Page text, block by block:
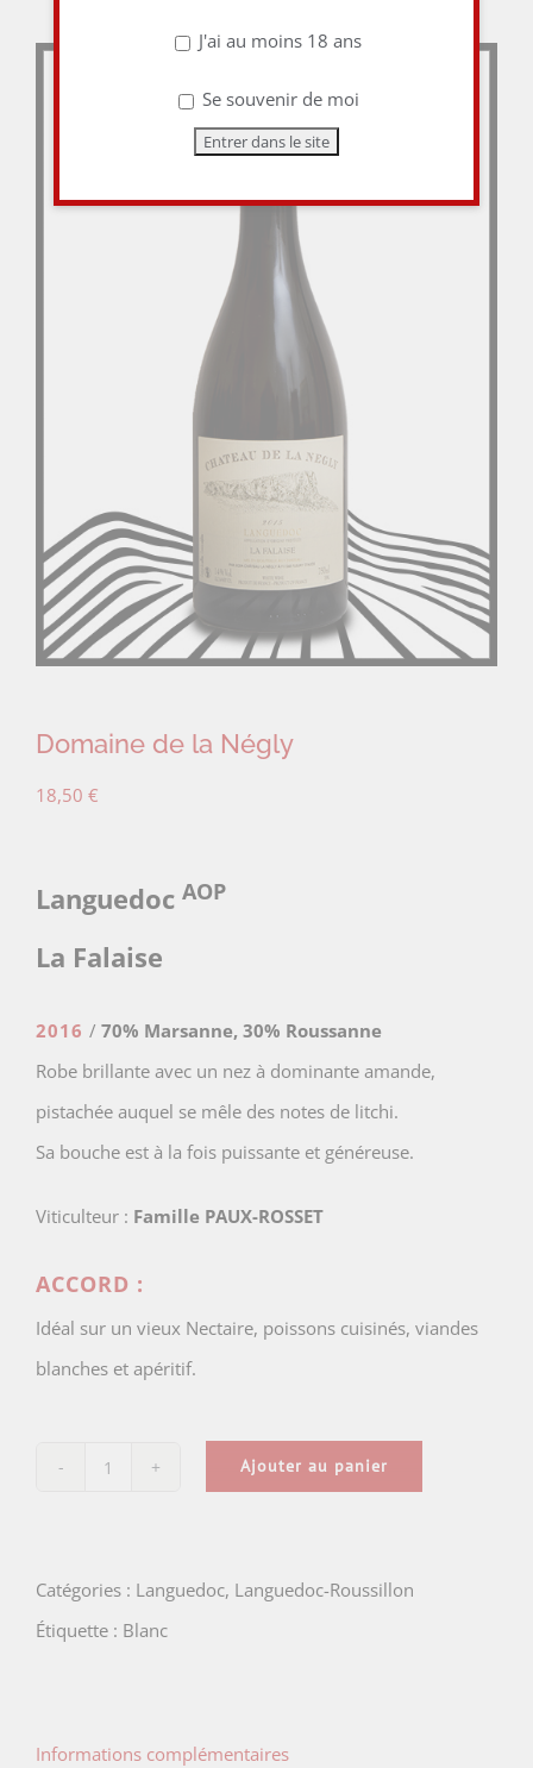
Domaine de la Négly
18,50 €
Languedoc AOP
La Falaise
2016 / 70% Marsanne, 30% Roussanne
Robe brillante avec un nez à dominante amande,
pistachée auquel se mêle des notes de litchi.
Sa bouche est à la fois puissante et généreuse.
Viticulteur : Famille PAUX-ROSSET
ACCORD :
Idéal sur un vieux Nectaire, poissons cuisinés, viandes
blanches et apéritif.
Ajouter au panier
Catégories : Languedoc, Languedoc-Roussillon
Étiquette : Blanc
Informations complémentaires
J'ai au moins 18 ans
Se souvenir de moi